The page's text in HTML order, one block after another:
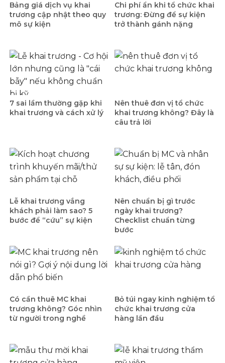
Bảng giá dịch vụ khai
trương cập nhật theo quy
mô sự kiện
Chi phí ẩn khi tổ chức khai
trương: Đừng để sự kiện
trở thành gánh nặng
7 sai lầm thường gặp khi
khai trương và cách xử lý
Nên thuê đơn vị tổ chức
khai trương không? Đây là
câu trả lời
Lễ khai trương vắng
khách phải làm sao? 5
bước để “cứu” sự kiện
Nên chuẩn bị gì trước
ngày khai trương?
Checklist chuẩn từng
bước
Có cần thuê MC khai
trương không? Góc nhìn
từ người trong nghề
Bỏ túi ngay kinh nghiệm tổ
chức khai trương cửa
hàng lần đầu